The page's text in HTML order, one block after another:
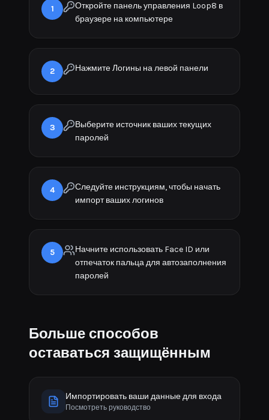
1
Откройте панель управления Loop8 в
браузере на компьютере
2 Нажмите Логины на левой панели
3
Выберите источник ваших текущих
паролей
4
Следуйте инструкциям, чтобы начать
импорт ваших логинов
5
Начните использовать Face ID или
отпечаток пальца для автозаполнения
паролей
Больше способов
оставаться защищённым
Импортировать ваши данные для входа
Посмотреть руководство